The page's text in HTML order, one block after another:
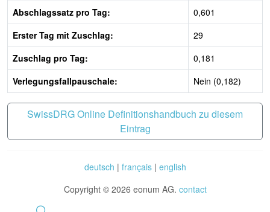
Abschlagssatz pro Tag:
0,601
Erster Tag mit Zuschlag:
29
Zuschlag pro Tag:
0,181
Verlegungsfallpauschale:
Nein (0,182)
SwissDRG Online Definitionshandbuch zu diesem
Eintrag
deutsch | français| english
Copyright © 2026 eonum AG. contact